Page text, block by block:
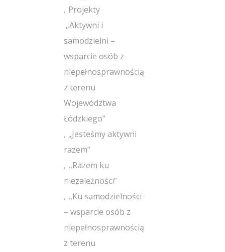
Projekty
„Aktywni i
samodzielni –
wsparcie osób z
niepełnosprawnością
z terenu
Województwa
Łódzkiego”
„Jesteśmy aktywni
razem”
,,Razem ku
niezależności”
,,Ku samodzielności
– wsparcie osób z
niepełnosprawnością
z terenu